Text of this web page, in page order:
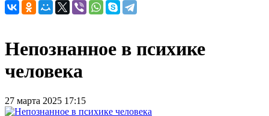
Непознанное в психике
человека
27 марта 2025 17:15